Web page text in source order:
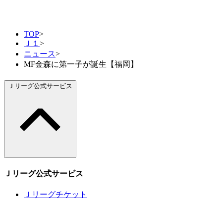
TOP>
Ｊ１ >
ニュース>
MF金森に第一子が誕生【福岡】
Ｊリーグ公式サービス
Ｊリーグ公式サービス
Ｊリーグチケット